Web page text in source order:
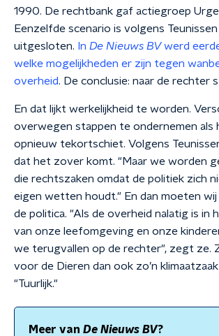
1990. De rechtbank gaf actiegroep
Eenzelfde scenario is volgens
uitgesloten. In De Nieuws BVwerd
welke mogelijkheden er zijn tegen
overheid. De conclusie: naar de rechter
En dat lijkt werkelijkheid te worden.
overwegen stappen te ondernemen als
opnieuw tekortschiet. Volgens
dat het zover komt. "Maar we worden
die rechtszaken omdat de politiek zich
eigen wetten houdt." En dan moeten wij
de politica. "Als de overheid nalatig is in
van onze leefomgeving en onze
we terugvallen op de rechter", zegt ze.
voor de Dieren dan ook zo’n
"Tuurlijk."
Meer van De Nieuws BV?